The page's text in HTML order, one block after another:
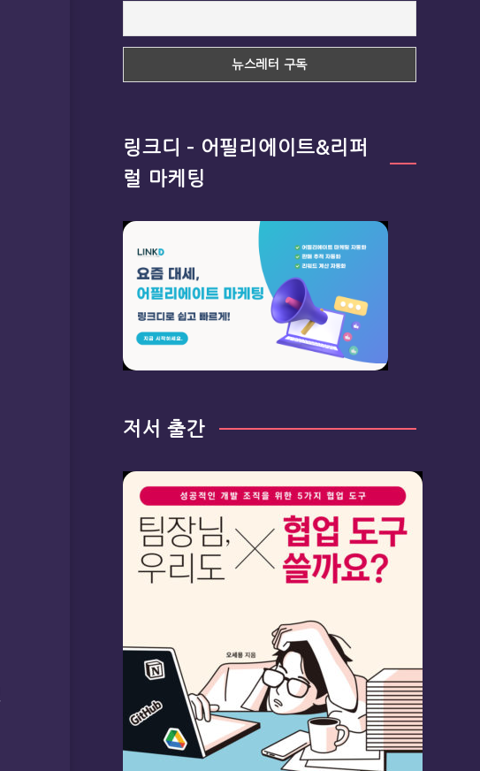
링크디 – 어필리에이트&리퍼
럴 마케팅
저서 출간